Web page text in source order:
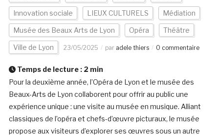
Innovation sociale LIEUX CULTURELS Médiation
Musée des Beaux Arts de Lyon Opéra Théâtre
Ville de Lyon 23/05/2025 par adele thiers 0 commentaire
Temps de lecture : 2 min
Pour la deuxième année, l’Opéra de Lyon et le musée des
Beaux-Arts de Lyon collaborent pour offrir au public une
expérience unique : une visite au musée en musique. Alliant
classiques de l’opéra et chefs-d’œuvre picturaux, le musée
propose aux visiteurs d’explorer ses œuvres sous un autre